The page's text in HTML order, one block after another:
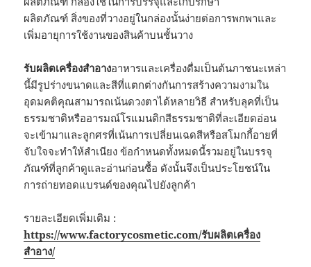
ผลิตภัณฑ์ สิ่งของที่วางอยู่ในกล่องนั้นง่ายต่อการพกพาและ
เพิ่มอายุการใช้งานของสินค้าบนชั้นวาง
รับผลิตเครื่องสำอางอาหารและเครื่องดื่มเป็นต้นภาชนะเหล่า
นี้มีรูปร่างขนาดและสีที่แตกต่างกันการสร้างความงามใน
อุดมคติคุณสามารถเน้นดวงตาได้หลายวิธี สำหรับลุคที่เป็น
ธรรมชาติหรืออารมณ์โรแมนติกสีธรรมชาติที่ละเอียดอ่อน
จะเข้ามาและลูกศรที่เน้นการเปลี่ยนเฉดสีหรือสโมกกี้อายที่
จับใจจะทำให้สำเนียง ข้อกำหนดทั้งหมดนี้รวมอยู่ในบรรจุ
ภัณฑ์ที่ลูกค้าดูและอ่านก่อนซื้อ ดังนั้นจึงเป็นประโยชน์ใน
การถ่ายทอดแบรนด์ของคุณไปยังลูกค้า
รายละเอียดเพิ่มเติม :
https://www.factorycosmetic.com/รับผลิตเครื่อง
สำอาง/